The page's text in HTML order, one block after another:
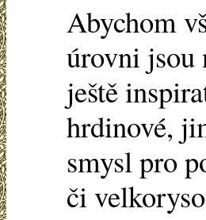
Abychom
úrovni jsou
ještě
hrdinové,
smysl pro
či